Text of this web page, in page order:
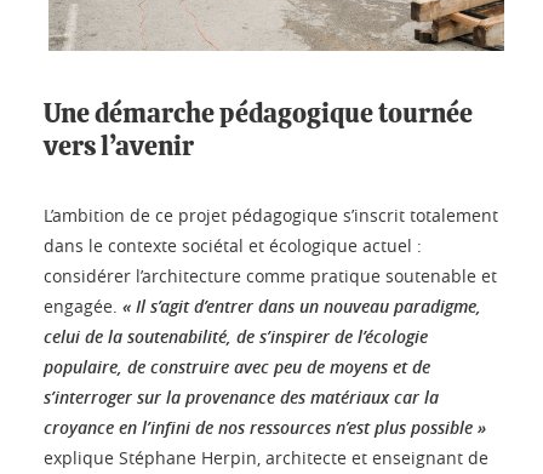
Une démarche pédagogique tournée
vers l’avenir
L’ambition de ce projet pédagogique s’inscrit totalement
dans le contexte sociétal et écologique actuel :
considérer l’architecture comme pratique soutenable et
engagée. « Il s’agit d’entrer dans un nouveau paradigme,
celui de la soutenabilité, de s’inspirer de l’écologie
populaire, de construire avec peu de moyens et de
s’interroger sur la provenance des matériaux car la
croyance en l’infini de nos ressources n’est plus possible »
explique Stéphane Herpin, architecte et enseignant de